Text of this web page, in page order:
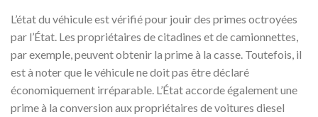
L’état du véhicule est vérifié pour jouir des primes octroyées
par l’État. Les propriétaires de citadines et de camionnettes,
par exemple, peuvent obtenir la prime à la casse. Toutefois, il
est à noter que le véhicule ne doit pas être déclaré
économiquement irréparable. L’État accorde également une
prime à la conversion aux propriétaires de voitures diesel